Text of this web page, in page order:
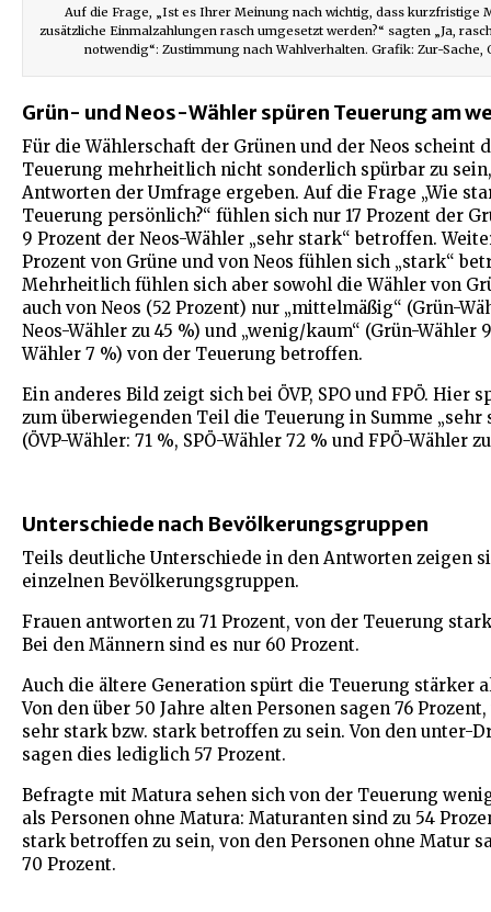
Auf die Frage, „Ist es Ihrer Meinung nach wichtig, dass kurzfristige
zusätzliche Einmalzahlungen rasch umgesetzt werden?“ sagten „Ja,
notwendig“: Zustimmung nach Wahlverhalten. Grafik: Zur-Sache,
Grün- und Neos-Wähler spüren Teuerung am
Für die Wählerschaft der Grünen und der Neos scheint
Teuerung mehrheitlich nicht sonderlich spürbar zu
Antworten der Umfrage ergeben. Auf die Frage „Wie
Teuerung persönlich?“ fühlen sich nur 17 Prozent der
9 Prozent der Neos-Wähler „sehr stark“ betroffen.
Prozent von Grüne und von Neos fühlen sich „stark“
Mehrheitlich fühlen sich aber sowohl die Wähler von
auch von Neos (52 Prozent) nur „mittelmäßig“ (Grün-
Neos-Wähler zu 45 %) und „wenig/kaum“ (Grün-Wähler
Wähler 7 %) von der Teuerung betroffen.
Ein anderes Bild zeigt sich bei ÖVP, SPO und FPÖ. Hier
zum überwiegenden Teil die Teuerung in Summe „sehr
(ÖVP-Wähler: 71 %, SPÖ-Wähler 72 % und FPÖ-Wähler
Unterschiede nach Bevölkerungsgruppen
Teils deutliche Unterschiede in den Antworten zeigen
einzelnen Bevölkerungsgruppen.
Frauen antworten zu 71 Prozent, von der Teuerung
Bei den Männern sind es nur 60 Prozent.
Auch die ältere Generation spürt die Teuerung stärker
Von den über 50 Jahre alten Personen sagen 76
sehr stark bzw. stark betroffen zu sein. Von den unter-
sagen dies lediglich 57 Prozent.
Befragte mit Matura sehen sich von der Teuerung
als Personen ohne Matura: Maturanten sind zu 54
stark betroffen zu sein, von den Personen ohne Matur
70 Prozent.